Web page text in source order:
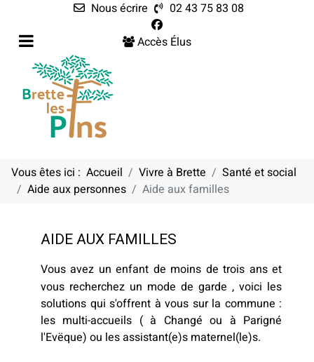
Nous écrire
02 43 75 83 08
Accès Élus
Vous êtes ici : Accueil Vivre à Brette
Santé et social
Aide aux personnes
Aide aux familles
AIDE AUX FAMILLES
Vous avez un enfant de moins de trois ans et
vous recherchez un mode de garde , voici les
solutions qui s'offrent à vous sur la commune :
les multi-accueils ( à Changé ou à Parigné
l'Evëque) ou les assistant(e)s maternel(le)s.